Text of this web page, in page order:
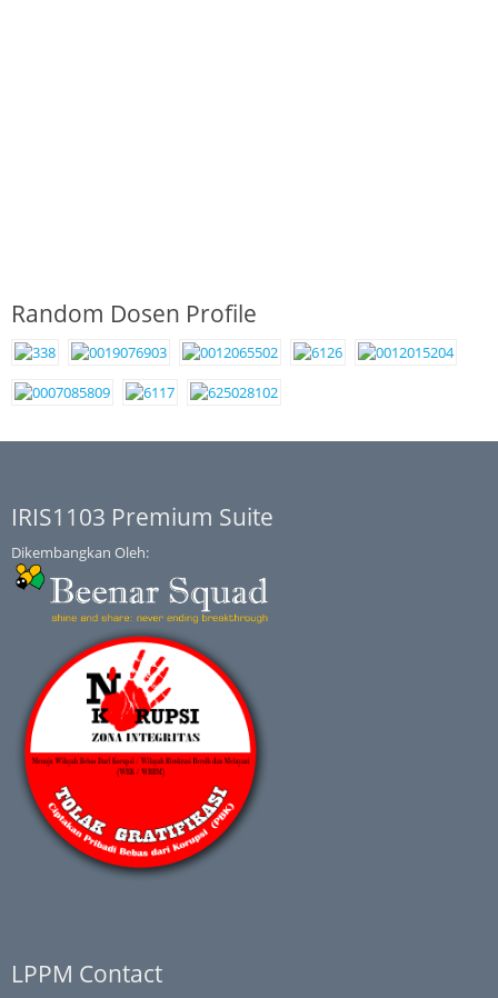
Random Dosen Profile
IRIS1103 Premium Suite
Dikembangkan Oleh:
LPPM Contact